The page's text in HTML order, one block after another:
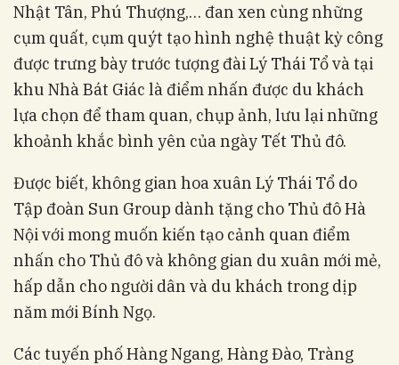
Nhật Tân, Phú Thượng,… đan xen cùng những
cụm quất, cụm quýt tạo hình nghệ thuật kỳ công
được trưng bày trước tượng đài Lý Thái Tổ và tại
khu Nhà Bát Giác là điểm nhấn được du khách
lựa chọn để tham quan, chụp ảnh, lưu lại những
khoảnh khắc bình yên của ngày Tết Thủ đô.
Được biết, không gian hoa xuân Lý Thái Tổ do
Tập đoàn Sun Group dành tặng cho Thủ đô Hà
Nội với mong muốn kiến tạo cảnh quan điểm
nhấn cho Thủ đô và không gian du xuân mới mẻ,
hấp dẫn cho người dân và du khách trong dịp
năm mới Bính Ngọ.
Các tuyến phố Hàng Ngang, Hàng Đào, Tràng